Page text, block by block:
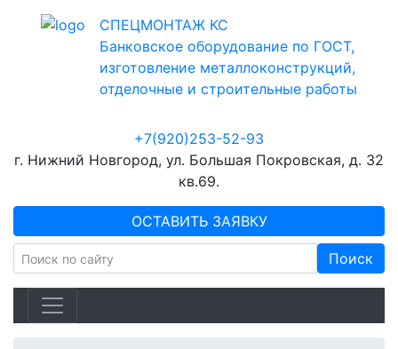
СПЕЦМОНТАЖ КС
Банковское оборудование по ГОСТ,
изготовление металлоконструкций,
отделочные и строительные работы
+7(920)253-52-93
г. Нижний Новгород, ул. Большая Покровская, д. 32
кв.69.
ОСТАВИТЬ ЗАЯВКУ